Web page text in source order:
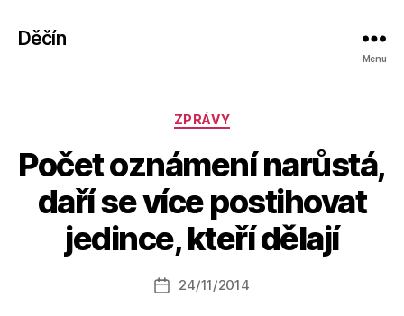
Děčín
Menu
Rubriky
ZPRÁVY
Počet oznámení narůstá,
daří se více postihovat
jedince, kteří dělají
Autor
příspěvku
u
t
o
a
Datum
24/11/2014